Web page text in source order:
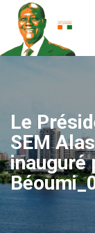
Le
SEM
inauguré